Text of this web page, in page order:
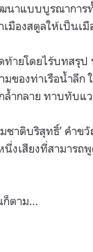
นาแบบบูรณาการ
มืองสตูลให้เป็นเมื
ท้ายโดยไร้บทสรุป
ของท่าเรือน้ำลึก
ล้ำกลาย ทาบทับแ
มชาติบริสุทธิ์’ คำ
นึ่งเสียงที่สามารถ
ก็ตาม…